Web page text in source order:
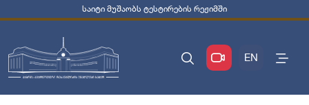
საიტი მუშაობს ტესტირების რეჟიმში
EN